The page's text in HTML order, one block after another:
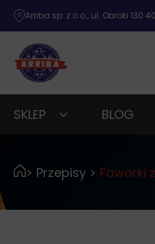
Arriba sp. z o.o., ul. Obroki 130
SKLEP BLOG
> Przepisy > Faworki